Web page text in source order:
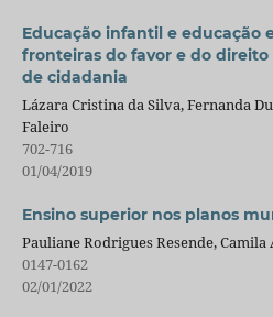
Educação infantil e educação
fronteiras do favor e do direito
de cidadania
Lázara Cristina da Silva, Fernanda
Faleiro
702-716
01/04/2019
Ensino superior nos planos
Pauliane Rodrigues Resende,
0147-0162
02/01/2022